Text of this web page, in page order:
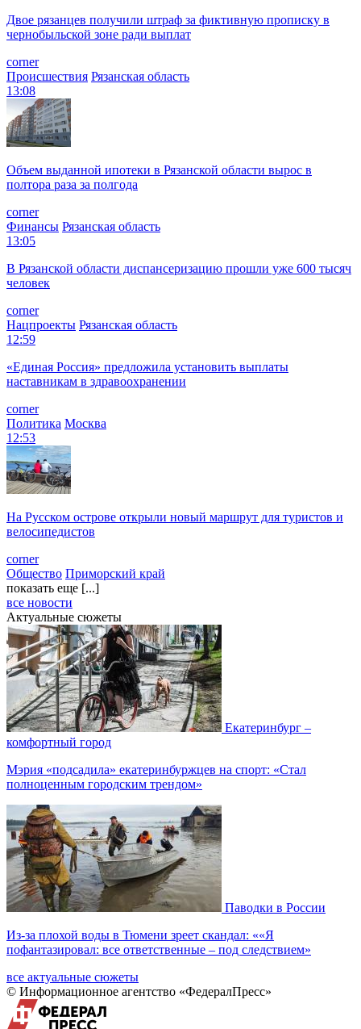
Двое рязанцев получили штраф за фиктивную прописку в
чернобыльской зоне ради выплат
corner
Происшествия Рязанская область
13:08
Объем выданной ипотеки в Рязанской области вырос в
полтора раза за полгода
corner
Финансы Рязанская область
13:05
В Рязанской области диспансеризацию прошли уже 600 тысяч
человек
corner
Нацпроекты Рязанская область
12:59
«Единая Россия» предложила установить выплаты
наставникам в здравоохранении
corner
Политика Москва
12:53
На Русском острове открыли новый маршрут для туристов и
велосипедистов
corner
Общество Приморский край
показать еще [...]
все новости
Актуальные сюжеты
Екатеринбург –
комфортный город
Мэрия «подсадила» екатеринбуржцев на спорт: «Стал
полноценным городским трендом»
Паводки в России
Из-за плохой воды в Тюмени зреет скандал: ««Я
пофантазировал: все ответственные – под следствием»
все актуальные сюжеты
© Информационное агентство «ФедералПресс»